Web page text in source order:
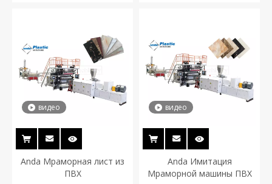
видео
Anda Мраморная лист из
ПВХ
видео
Anda Имитация
Мраморной машины ПВХ